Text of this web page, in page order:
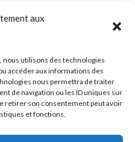
aux
utilisons des technologies
accéder aux informations des
nous permettra de traiter
de navigation ou les ID uniques sur
retirer son consentement peut avoir
et fonctions.